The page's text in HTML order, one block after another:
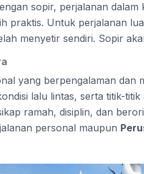
sopir, perjalanan dalam
praktis. Untuk perjalanan
menyetir sendiri. Sopir
yang berpengalaman dan
lalu lintas, serta titik-titik
ramah, disiplin, dan
personal maupun